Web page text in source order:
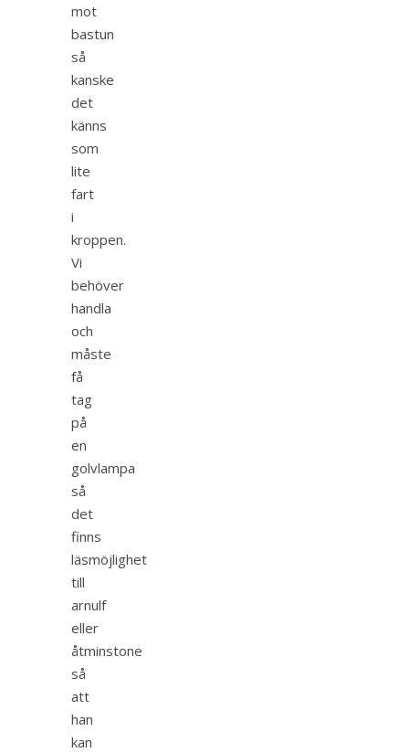
mot
bastun
så
kanske
det
känns
som
lite
fart
i
kroppen.
Vi
behöver
handla
och
måste
få
tag
på
en
golvlampa
så
det
finns
läsmöjlighet
till
arnulf
eller
åtminstone
så
att
han
kan